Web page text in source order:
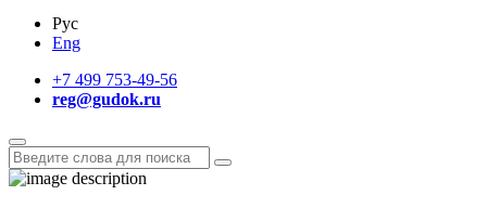
Рус
Eng
+7 499 753-49-56
reg@gudok.ru